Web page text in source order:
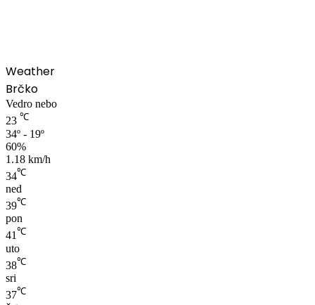
Weather
Brčko
Vedro nebo
23 ℃
34º - 19º
60%
1.18 km/h
34℃
ned
39℃
pon
41℃
uto
38℃
sri
37℃